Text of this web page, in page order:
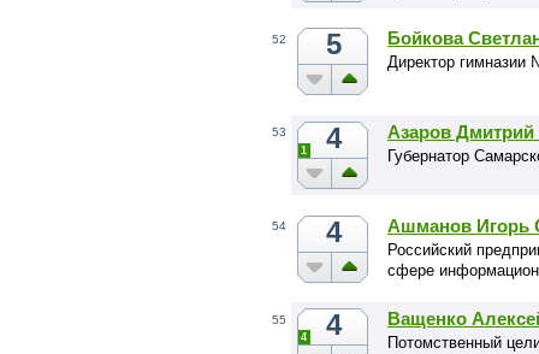
52 5 Бойкова
Директор гимназии
53 4
1
Азаров Дмитрий
Губернатор
54 4 Ашманов Игорь
Российский
сфере
55 4
4
Ващенко
Потомственный